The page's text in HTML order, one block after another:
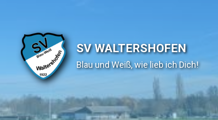
SV WALTERSHOFEN
Blau und Weiß, wie lieb ich Dich!